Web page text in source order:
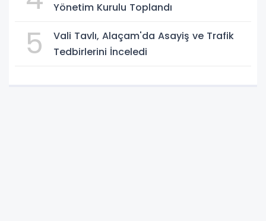
Yönetim Kurulu Toplandı
5
Vali Tavlı, Alaçam'da Asayiş ve Trafik
Tedbirlerini İnceledi